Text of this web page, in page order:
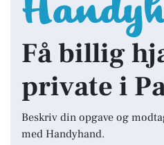
Få billig
private i
Beskriv din opgave og
med Handyhand.